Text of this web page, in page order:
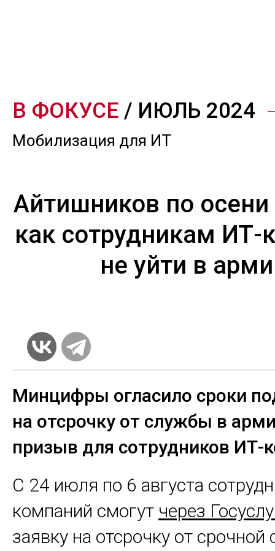
В ФОКУСЕ / ИЮЛЬ 2024
Мобилизация для ИТ
Айтишников по осени
как сотрудникам ИТ-
не уйти в
Минцифры огласило сроки
на отсрочку от службы в
призыв для сотрудников ИТ-
С 24 июля по 6 августа
компаний смогут через
заявку на отсрочку от